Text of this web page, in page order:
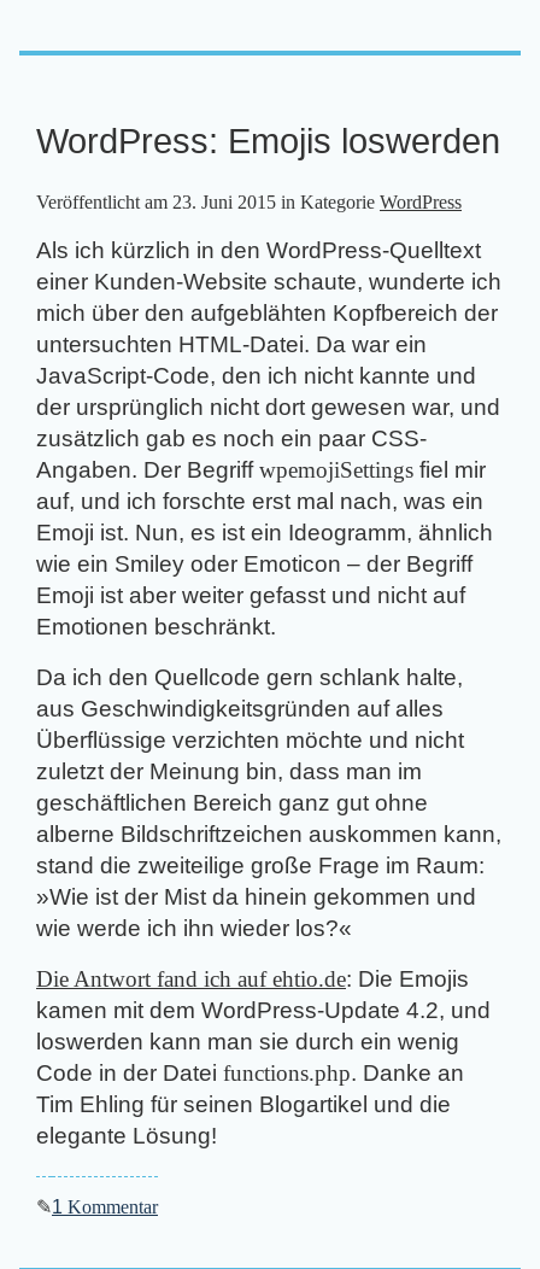
WordPress: Emojis loswerden
Veröffentlicht am 23. Juni 2015 in Kategorie WordPress
Als ich kürzlich in den WordPress-Quelltext
einer Kunden-Website schaute, wunderte ich
mich über den aufgeblähten Kopfbereich der
untersuchten HTML-Datei. Da war ein
JavaScript-Code, den ich nicht kannte und
der ursprünglich nicht dort gewesen war, und
zusätzlich gab es noch ein paar CSS-
Angaben. Der BegriffwpemojiSettings fiel mir
auf, und ich forschte erst mal nach, was ein
Emoji ist. Nun, es ist ein Ideogramm, ähnlich
wie ein Smiley oder Emoticon – der Begriff
Emoji ist aber weiter gefasst und nicht auf
Emotionen beschränkt.
Da ich den Quellcode gern schlank halte,
aus Geschwindigkeitsgründen auf alles
Überflüssige verzichten möchte und nicht
zuletzt der Meinung bin, dass man im
geschäftlichen Bereich ganz gut ohne
alberne Bildschriftzeichen auskommen kann,
stand die zweiteilige große Frage im Raum:
»Wie ist der Mist da hinein gekommen und
wie werde ich ihn wieder los?«
Die Antwort fand ich auf ehtio.de: Die Emojis
kamen mit dem WordPress-Update 4.2, und
loswerden kann man sie durch ein wenig
Code in der Datei functions.php. Danke an
Tim Ehling für seinen Blogartikel und die
elegante Lösung!
✎1 Kommentar